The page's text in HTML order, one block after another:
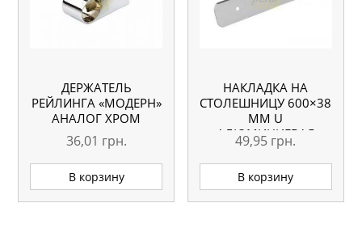
ДЕРЖАТЕЛЬ
РЕЙЛИНГА «МОДЕРН»
АНАЛОГ ХРОМ
36,01 грн.
В корзину
НАКЛАДКА НА
СТОЛЕШНИЦУ 600×38
ММ U
АЛЮМИНИЕВАЯ
ЛЕВАЯ
49,95 грн.
В корзину